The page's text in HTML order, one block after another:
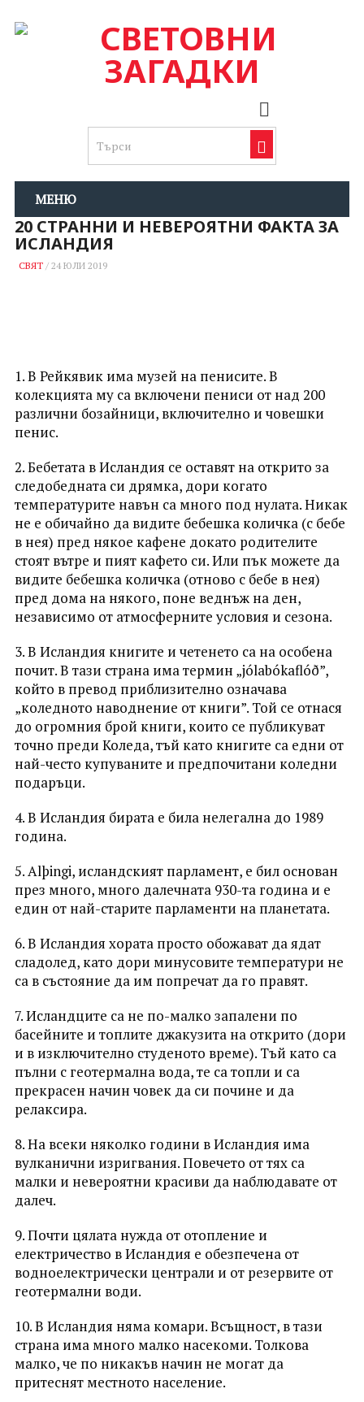
МЕНЮ
20 СТРАННИ И НЕВЕРОЯТНИ ФАКТА ЗА
ИСЛАНДИЯ
СВЯТ/ 24 ЮЛИ 2019
1. В Рейкявик има музей на пенисите. В
колекцията му са включени пениси от над 200
различни бозайници, включително и човешки
пенис.
2. Бебетата в Исландия се оставят на открито за
следобедната си дрямка, дори когато
температурите навън са много под нулата. Никак
не е обичайно да видите бебешка количка (с бебе
в нея) пред някое кафене докато родителите
стоят вътре и пият кафето си. Или пък можете да
видите бебешка количка (отново с бебе в нея)
пред дома на някого, поне веднъж на ден,
независимо от атмосферните условия и сезона.
3. В Исландия книгите и четенето са на особена
почит. В тази страна има термин „jólabókaflóð”,
който в превод приблизително означава
„коледното наводнение от книги”. Той се отнася
до огромния брой книги, които се публикуват
точно преди Коледа, тъй като книгите са едни от
най-често купуваните и предпочитани коледни
подаръци.
4. В Исландия бирата е била нелегална до 1989
година.
5. Alþingi, исландският парламент, е бил основан
през много, много далечната 930-та година и е
един от най-старите парламенти на планетата.
6. В Исландия хората просто обожават да ядат
сладолед, като дори минусовите температури не
са в състояние да им попречат да го правят.
7. Исландците са не по-малко запалени по
басейните и топлите джакузита на открито (дори
и в изключително студеното време). Тъй като са
пълни с геотермална вода, те са топли и са
прекрасен начин човек да си почине и да
релаксира.
8. На всеки няколко години в Исландия има
вулканични изригвания. Повечето от тях са
малки и невероятни красиви да наблюдавате от
далеч.
9. Почти цялата нужда от отопление и
електричество в Исландия е обезпечена от
водноелектрически централи и от резервите от
геотермални води.
10. В Исландия няма комари. Всъщност, в тази
страна има много малко насекоми. Толкова
малко, че по никакъв начин не могат да
притеснят местното население.